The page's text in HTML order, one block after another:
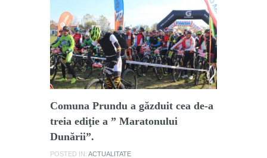
Comuna Prundu a găzduit cea de-a
treia ediţie a ” Maratonului
Dunării”.
POSTED IN: ACTUALITATE